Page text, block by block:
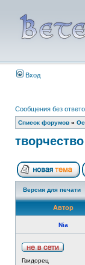
Вход
Сообщения без
Список форумов »
Версия для печати
Автор
Nia
Гвидорец